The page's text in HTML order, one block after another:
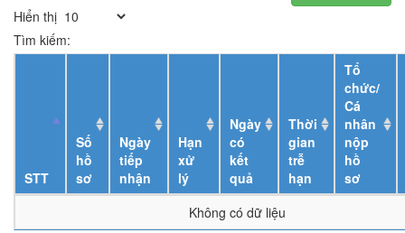
Hiển thị
Tìm kiếm:
STT
Số
hồ
sơ
Ngày
tiếp
nhận
Hạn
xử
lý
Ngày
có
kết
quả
Thời
gian
trễ
hạn
Tổ
chức/
Cá
nhân
nộp
hồ
sơ
Không có dữ liệu